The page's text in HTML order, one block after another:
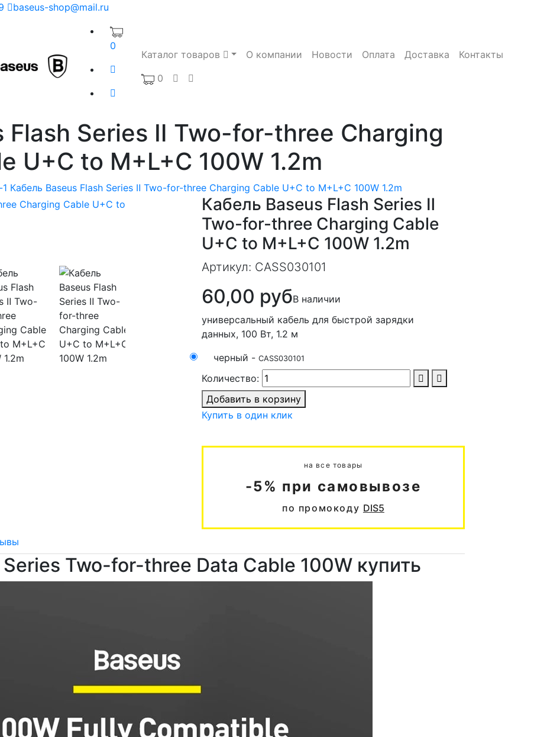
baseus-shop@mail.ru
0
Каталог товаров О компании Новости Оплата Доставка
Контакты
0
Flash Series Ⅱ Two-for-three Charging
U+C to M+L+C 100W 1.2m
Кабель Baseus Flash Series Ⅱ Two-for-three Charging Cable U+C to M+L+C 100W 1.2m
Кабель Baseus Flash Series Ⅱ
Two-for-three Charging Cable
U+C to M+L+C 100W 1.2m
Артикул: CASS030101
60,00 рубВ наличии
универсальный кабель для быстрой зарядки
данных, 100 Вт, 1.2 м
черный - CASS030101
Количество:
Добавить в корзину
Купить в один клик
на все товары
-5% при самовывозе
по промокоду DIS5
Two-for-three Data Cable 100W купить